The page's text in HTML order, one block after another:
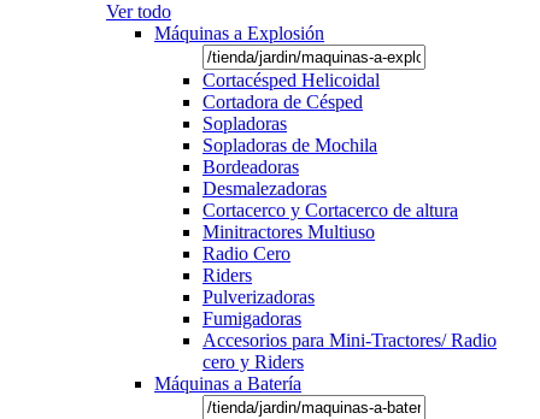
Ver todo
Máquinas a Explosión
Cortacésped Helicoidal
Cortadora de Césped
Sopladoras
Sopladoras de Mochila
Bordeadoras
Desmalezadoras
Cortacerco y Cortacerco de altura
Minitractores Multiuso
Radio Cero
Riders
Pulverizadoras
Fumigadoras
Accesorios para Mini-Tractores/ Radio
cero y Riders
Máquinas a Batería